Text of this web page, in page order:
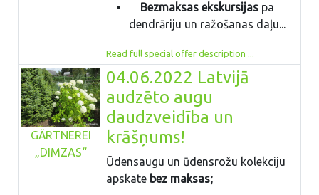
Bezmaksas ekskursijas pa
dendrāriju un ražošanas daļu...
Read full special offer description ...
GÄRTNEREI
„DIMZAS“
04.06.2022 Latvijā
audzēto augu
daudzveidība un
krāšņums!
Ūdensaugu un ūdensrožu kolekciju
apskate bez maksas;